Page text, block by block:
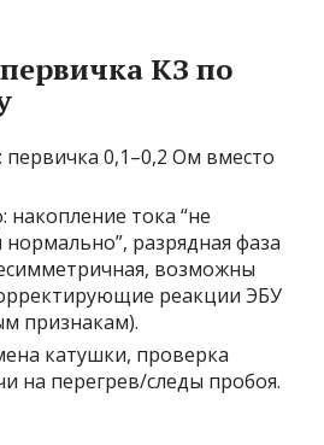
КЗ по
0,1–0,2 Ом вместо
накопление тока “не
разрядная фаза
возможны
реакции ЭБУ
признакам).
катушки, проверка
на перегрев/следы пробоя.